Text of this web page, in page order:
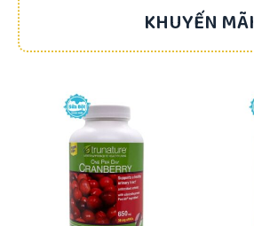
KHUYẾN MÃI